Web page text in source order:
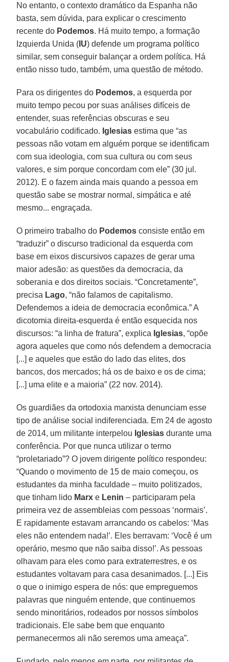
No entanto, o contexto dramático da Espanha não
basta, sem dúvida, para explicar o crescimento
recente do Podemos. Há muito tempo, a formação
Izquierda Unida ( IU) defende um programa político
similar, sem conseguir balançar a ordem política. Há
então nisso tudo, também, uma questão de método.
Para os dirigentes do Podemos, a esquerda por
muito tempo pecou por suas análises difíceis de
entender, suas referências obscuras e seu
vocabulário codificado. Iglesias estima que “as
pessoas não votam em alguém porque se identificam
com sua ideologia, com sua cultura ou com seus
valores, e sim porque concordam com ele” (30 jul.
2012). E o fazem ainda mais quando a pessoa em
questão sabe se mostrar normal, simpática e até
mesmo... engraçada.
O primeiro trabalho do Podemos consiste então em
“traduzir” o discurso tradicional da esquerda com
base em eixos discursivos capazes de gerar uma
maior adesão: as questões da democracia, da
soberania e dos direitos sociais. “Concretamente”,
precisa Lago, “não falamos de capitalismo.
Defendemos a ideia de democracia econômica.” A
dicotomia direita-esquerda é então esquecida nos
discursos: “a linha de fratura”, explica Iglesias, “opõe
agora aqueles que como nós defendem a democracia
[...] e aqueles que estão do lado das elites, dos
bancos, dos mercados; há os de baixo e os de cima;
[...] uma elite e a maioria” (22 nov. 2014).
Os guardiães da ortodoxia marxista denunciam esse
tipo de análise social indiferenciada. Em 24 de agosto
de 2014, um militante interpelou Iglesias durante uma
conferência. Por que nunca utilizar o termo
“proletariado”? O jovem dirigente político respondeu:
“Quando o movimento de 15 de maio começou, os
estudantes da minha faculdade – muito politizados,
que tinham lido Marx e Lenin – participaram pela
primeira vez de assembleias com pessoas ‘normais’.
E rapidamente estavam arrancando os cabelos: ‘Mas
eles não entendem nada!’. Eles berravam: ‘Você é um
operário, mesmo que não saiba disso!’. As pessoas
olhavam para eles como para extraterrestres, e os
estudantes voltavam para casa desanimados. [...] Eis
o que o inimigo espera de nós: que empreguemos
palavras que ninguém entende, que continuemos
sendo minoritários, rodeados por nossos símbolos
tradicionais. Ele sabe bem que enquanto
permanecermos ali não seremos uma ameaça”.